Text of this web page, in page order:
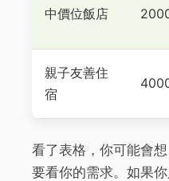
中價位飯店
親子友善住
宿
看了表格，你可能會
要看你的需求。如果